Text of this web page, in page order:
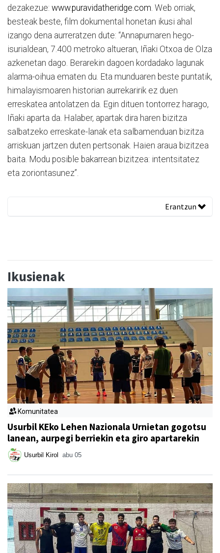
dezakezue: www.puravidatheridge.com. Web orriak,
besteak beste, film dokumental honetan ikusi ahal
izango dena aurreratzen dute: “Annapurnaren hego-
isurialdean, 7.400 metroko altueran, Iñaki Otxoa de Olza
azkenetan dago. Berarekin dagoen kordadako lagunak
alarma-oihua ematen du. Eta munduaren beste puntatik,
himalayismoaren historian aurrekaririk ez duen
erreskatea antolatzen da. Egin dituen tontorrez harago,
Iñaki aparta da. Halaber, apartak dira haren bizitza
salbatzeko erreskate-lanak eta salbamenduan bizitza
arriskuan jartzen duten pertsonak. Haien araua bizitzea
baita. Modu posible bakarrean bizitzea: intentsitatez
eta zoriontasunez”.
Erantzun
Ikusienak
Komunitatea
Usurbil KEko Lehen Nazionala Urnietan gogotsu
lanean, aurpegi berriekin eta giro apartarekin
Usurbil Kirol abu 05